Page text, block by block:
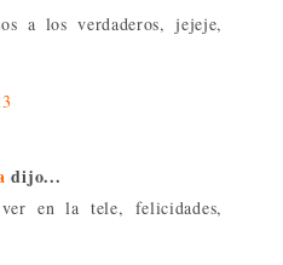
a los verdaderos, jejeje,
dijo...
en la tele, felicidades,